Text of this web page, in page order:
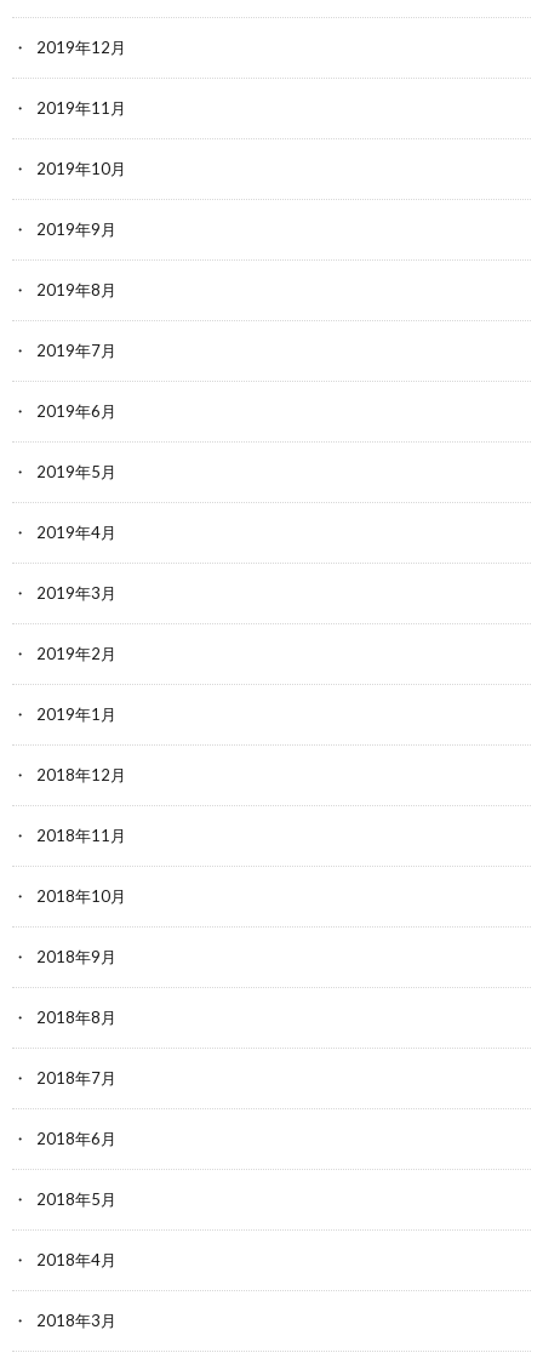
2019年12月
2019年11月
2019年10月
2019年9月
2019年8月
2019年7月
2019年6月
2019年5月
2019年4月
2019年3月
2019年2月
2019年1月
2018年12月
2018年11月
2018年10月
2018年9月
2018年8月
2018年7月
2018年6月
2018年5月
2018年4月
2018年3月